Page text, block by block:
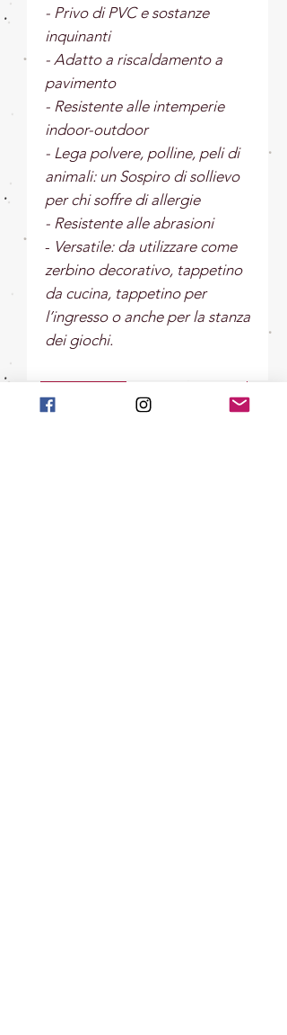
- Privo di PVC e sostanze
inquinanti
- Adatto a riscaldamento a
pavimento
- Resistente alle intemperie
indoor-outdoor
- Lega polvere, polline, peli di
animali: un Sospiro di sollievo
per chi soffre di allergie
- Resistente alle abrasioni
- Versatile: da utilizzare come
zerbino decorativo, tappetino
da cucina, tappetino per
l’ingresso o anche per la stanza
dei giochi.